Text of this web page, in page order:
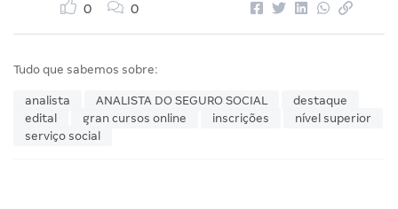
0 0
Tudo que sabemos sobre:
analista ANALISTA DO SEGURO SOCIAL
destaque
edital
gran cursos online inscrições
nível superior
serviço social